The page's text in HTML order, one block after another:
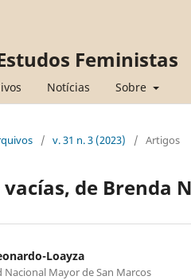
Feministas
Notícias Sobre
/ v. 31 n. 3 (2023) / Artigos
vacías, de
Loayza
Nacional Mayor de San Marcos